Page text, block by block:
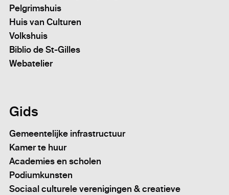
Pelgrimshuis
Huis van Culturen
Volkshuis
Biblio de St-Gilles
Webatelier
Gids
Gemeentelijke infrastructuur
Kamer te huur
Academies en scholen
Podiumkunsten
Sociaal culturele verenigingen & creatieve